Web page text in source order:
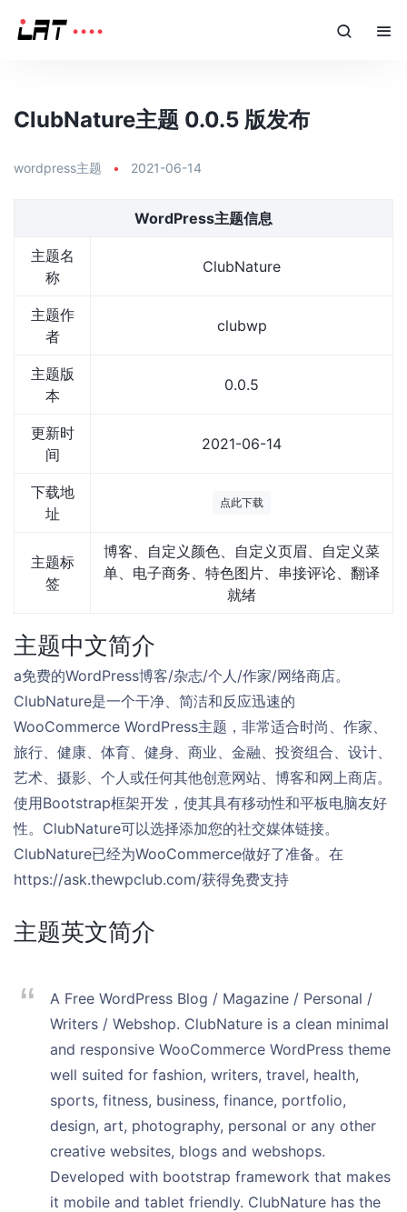
ClubNature主题 0.0.5 版发布
wordpress主题 • 2021-06-14
WordPress主题信息
主题名
称
ClubNature
主题作
者
clubwp
主题版
本
0.0.5
更新时
间
2021-06-14
下载地
址
点此下载
主题标
签
博客、自定义颜色、自定义页眉、自定义菜
单、电子商务、特色图片、串接评论、翻译
就绪
主题中文简介
a免费的WordPress博客/杂志/个人/作家/网络商店。
ClubNature是一个干净、简洁和反应迅速的
WooCommerce WordPress主题，非常适合时尚、作家、
旅行、健康、体育、健身、商业、金融、投资组合、设计、
艺术、摄影、个人或任何其他创意网站、博客和网上商店。
使用Bootstrap框架开发，使其具有移动性和平板电脑友好
性。ClubNature可以选择添加您的社交媒体链接。
ClubNature已经为WooCommerce做好了准备。在
https://ask.thewpclub.com/获得免费支持
主题英文简介
A Free WordPress Blog / Magazine / Personal /
Writers / Webshop. ClubNature is a clean minimal
and responsive WooCommerce WordPress theme
well suited for fashion, writers, travel, health,
sports, fitness, business, finance, portfolio,
design, art, photography, personal or any other
creative websites, blogs and webshops.
Developed with bootstrap framework that makes
it mobile and tablet friendly. ClubNature has the